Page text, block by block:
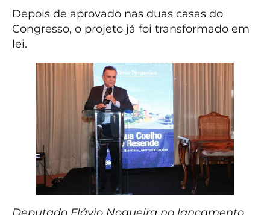
Depois de aprovado nas duas casas do
Congresso, o projeto já foi transformado em
lei.
Deputado Flávio Nogueira no lançamento